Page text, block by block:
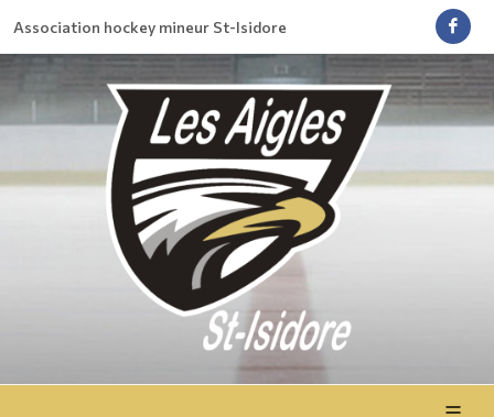
Association hockey mineur St-Isidore